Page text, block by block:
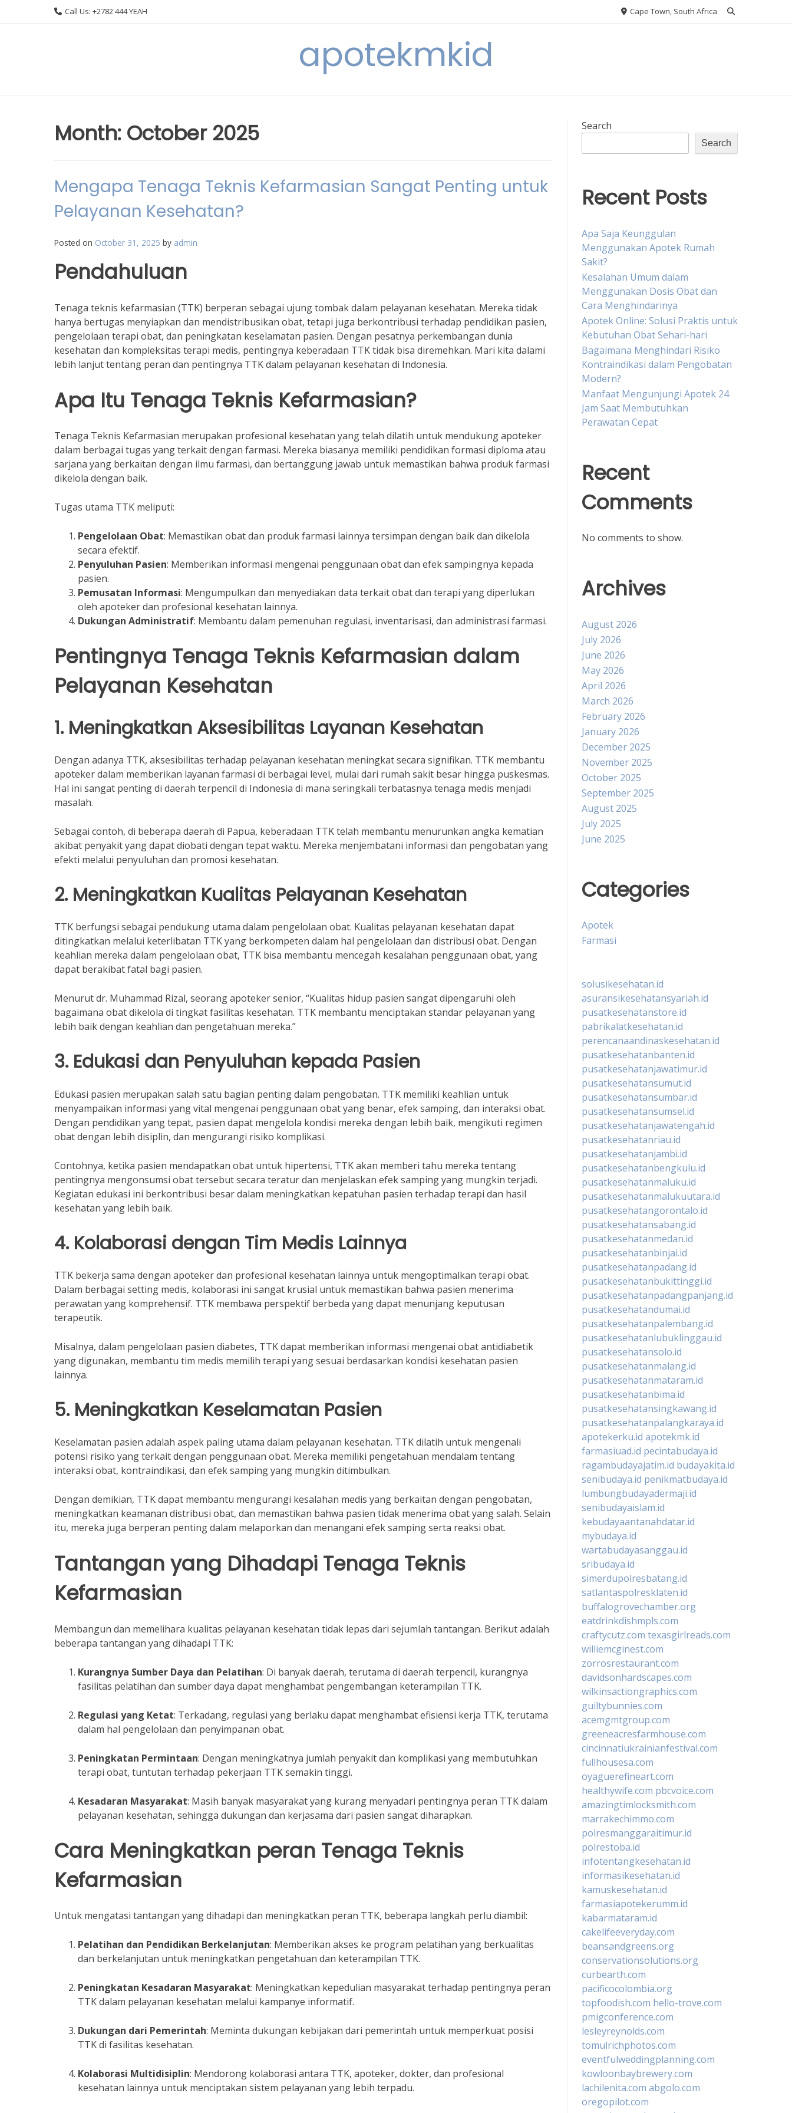
Call Us: +2782 444 YEAH Cape Town, South Africa
apotekmkid
Month: October 2025
Mengapa Tenaga Teknis Kefarmasian Sangat Penting untuk
Pelayanan Kesehatan?
Posted on October 31, 2025 by admin
Pendahuluan
Tenaga teknis kefarmasian (TTK) berperan sebagai ujung tombak dalam pelayanan kesehatan. Mereka tidak
hanya bertugas menyiapkan dan mendistribusikan obat, tetapi juga berkontribusi terhadap pendidikan pasien,
pengelolaan terapi obat, dan peningkatan keselamatan pasien. Dengan pesatnya perkembangan dunia
kesehatan dan kompleksitas terapi medis, pentingnya keberadaan TTK tidak bisa diremehkan. Mari kita dalami
lebih lanjut tentang peran dan pentingnya TTK dalam pelayanan kesehatan di Indonesia.
Apa Itu Tenaga Teknis Kefarmasian?
Tenaga Teknis Kefarmasian merupakan profesional kesehatan yang telah dilatih untuk mendukung apoteker
dalam berbagai tugas yang terkait dengan farmasi. Mereka biasanya memiliki pendidikan formasi diploma atau
sarjana yang berkaitan dengan ilmu farmasi, dan bertanggung jawab untuk memastikan bahwa produk farmasi
dikelola dengan baik.
Tugas utama TTK meliputi:
Pengelolaan Obat: Memastikan obat dan produk farmasi lainnya tersimpan dengan baik dan dikelola
secara efektif.
Penyuluhan Pasien: Memberikan informasi mengenai penggunaan obat dan efek sampingnya kepada
pasien.
Pemusatan Informasi: Mengumpulkan dan menyediakan data terkait obat dan terapi yang diperlukan
oleh apoteker dan profesional kesehatan lainnya.
Dukungan Administratif: Membantu dalam pemenuhan regulasi, inventarisasi, dan administrasi farmasi.
Pentingnya Tenaga Teknis Kefarmasian dalam
Pelayanan Kesehatan
1. Meningkatkan Aksesibilitas Layanan Kesehatan
Dengan adanya TTK, aksesibilitas terhadap pelayanan kesehatan meningkat secara signifikan. TTK membantu
apoteker dalam memberikan layanan farmasi di berbagai level, mulai dari rumah sakit besar hingga puskesmas.
Hal ini sangat penting di daerah terpencil di Indonesia di mana seringkali terbatasnya tenaga medis menjadi
masalah.
Sebagai contoh, di beberapa daerah di Papua, keberadaan TTK telah membantu menurunkan angka kematian
akibat penyakit yang dapat diobati dengan tepat waktu. Mereka menjembatani informasi dan pengobatan yang
efekti melalui penyuluhan dan promosi kesehatan.
2. Meningkatkan Kualitas Pelayanan Kesehatan
TTK berfungsi sebagai pendukung utama dalam pengelolaan obat. Kualitas pelayanan kesehatan dapat
ditingkatkan melalui keterlibatan TTK yang berkompeten dalam hal pengelolaan dan distribusi obat. Dengan
keahlian mereka dalam pengelolaan obat, TTK bisa membantu mencegah kesalahan penggunaan obat, yang
dapat berakibat fatal bagi pasien.
Menurut dr. Muhammad Rizal, seorang apoteker senior, “Kualitas hidup pasien sangat dipengaruhi oleh
bagaimana obat dikelola di tingkat fasilitas kesehatan. TTK membantu menciptakan standar pelayanan yang
lebih baik dengan keahlian dan pengetahuan mereka.”
3. Edukasi dan Penyuluhan kepada Pasien
Edukasi pasien merupakan salah satu bagian penting dalam pengobatan. TTK memiliki keahlian untuk
menyampaikan informasi yang vital mengenai penggunaan obat yang benar, efek samping, dan interaksi obat.
Dengan pendidikan yang tepat, pasien dapat mengelola kondisi mereka dengan lebih baik, mengikuti regimen
obat dengan lebih disiplin, dan mengurangi risiko komplikasi.
Contohnya, ketika pasien mendapatkan obat untuk hipertensi, TTK akan memberi tahu mereka tentang
pentingnya mengonsumsi obat tersebut secara teratur dan menjelaskan efek samping yang mungkin terjadi.
Kegiatan edukasi ini berkontribusi besar dalam meningkatkan kepatuhan pasien terhadap terapi dan hasil
kesehatan yang lebih baik.
4. Kolaborasi dengan Tim Medis Lainnya
TTK bekerja sama dengan apoteker dan profesional kesehatan lainnya untuk mengoptimalkan terapi obat.
Dalam berbagai setting medis, kolaborasi ini sangat krusial untuk memastikan bahwa pasien menerima
perawatan yang komprehensif. TTK membawa perspektif berbeda yang dapat menunjang keputusan
terapeutik.
Misalnya, dalam pengelolaan pasien diabetes, TTK dapat memberikan informasi mengenai obat antidiabetik
yang digunakan, membantu tim medis memilih terapi yang sesuai berdasarkan kondisi kesehatan pasien
lainnya.
5. Meningkatkan Keselamatan Pasien
Keselamatan pasien adalah aspek paling utama dalam pelayanan kesehatan. TTK dilatih untuk mengenali
potensi risiko yang terkait dengan penggunaan obat. Mereka memiliki pengetahuan mendalam tentang
interaksi obat, kontraindikasi, dan efek samping yang mungkin ditimbulkan.
Dengan demikian, TTK dapat membantu mengurangi kesalahan medis yang berkaitan dengan pengobatan,
meningkatkan keamanan distribusi obat, dan memastikan bahwa pasien tidak menerima obat yang salah. Selain
itu, mereka juga berperan penting dalam melaporkan dan menangani efek samping serta reaksi obat.
Tantangan yang Dihadapi Tenaga Teknis
Kefarmasian
Membangun dan memelihara kualitas pelayanan kesehatan tidak lepas dari sejumlah tantangan. Berikut adalah
beberapa tantangan yang dihadapi TTK:
Kurangnya Sumber Daya dan Pelatihan: Di banyak daerah, terutama di daerah terpencil, kurangnya
fasilitas pelatihan dan sumber daya dapat menghambat pengembangan keterampilan TTK.
Regulasi yang Ketat: Terkadang, regulasi yang berlaku dapat menghambat efisiensi kerja TTK, terutama
dalam hal pengelolaan dan penyimpanan obat.
Peningkatan Permintaan: Dengan meningkatnya jumlah penyakit dan komplikasi yang membutuhkan
terapi obat, tuntutan terhadap pekerjaan TTK semakin tinggi.
Kesadaran Masyarakat: Masih banyak masyarakat yang kurang menyadari pentingnya peran TTK dalam
pelayanan kesehatan, sehingga dukungan dan kerjasama dari pasien sangat diharapkan.
Cara Meningkatkan peran Tenaga Teknis
Kefarmasian
Untuk mengatasi tantangan yang dihadapi dan meningkatkan peran TTK, beberapa langkah perlu diambil:
Pelatihan dan Pendidikan Berkelanjutan: Memberikan akses ke program pelatihan yang berkualitas
dan berkelanjutan untuk meningkatkan pengetahuan dan keterampilan TTK.
Peningkatan Kesadaran Masyarakat: Meningkatkan kepedulian masyarakat terhadap pentingnya peran
TTK dalam pelayanan kesehatan melalui kampanye informatif.
Dukungan dari Pemerintah: Meminta dukungan kebijakan dari pemerintah untuk memperkuat posisi
TTK di fasilitas kesehatan.
Kolaborasi Multidisiplin: Mendorong kolaborasi antara TTK, apoteker, dokter, dan profesional
kesehatan lainnya untuk menciptakan sistem pelayanan yang lebih terpadu.
Search
Search
Recent Posts
Apa Saja Keunggulan
Menggunakan Apotek Rumah
Sakit?
Kesalahan Umum dalam
Menggunakan Dosis Obat dan
Cara Menghindarinya
Apotek Online: Solusi Praktis untuk
Kebutuhan Obat Sehari-hari
Bagaimana Menghindari Risiko
Kontraindikasi dalam Pengobatan
Modern?
Manfaat Mengunjungi Apotek 24
Jam Saat Membutuhkan
Perawatan Cepat
Recent
Comments
No comments to show.
Archives
August 2026
July 2026
June 2026
May 2026
April 2026
March 2026
February 2026
January 2026
December 2025
November 2025
October 2025
September 2025
August 2025
July 2025
June 2025
Categories
Apotek
Farmasi
solusikesehatan.id
asuransikesehatansyariah.id
pusatkesehatanstore.id
pabrikalatkesehatan.id
perencanaandinaskesehatan.id
pusatkesehatanbanten.id
pusatkesehatanjawatimur.id
pusatkesehatansumut.id
pusatkesehatansumbar.id
pusatkesehatansumsel.id
pusatkesehatanjawatengah.id
pusatkesehatanriau.id
pusatkesehatanjambi.id
pusatkesehatanbengkulu.id
pusatkesehatanmaluku.id
pusatkesehatanmalukuutara.id
pusatkesehatangorontalo.id
pusatkesehatansabang.id
pusatkesehatanmedan.id
pusatkesehatanbinjai.id
pusatkesehatanpadang.id
pusatkesehatanbukittinggi.id
pusatkesehatanpadangpanjang.id
pusatkesehatandumai.id
pusatkesehatanpalembang.id
pusatkesehatanlubuklinggau.id
pusatkesehatansolo.id
pusatkesehatanmalang.id
pusatkesehatanmataram.id
pusatkesehatanbima.id
pusatkesehatansingkawang.id
pusatkesehatanpalangkaraya.id
apotekerku.id apotekmk.id
farmasiuad.id pecintabudaya.id
ragambudayajatim.id budayakita.id
senibudaya.id penikmatbudaya.id
lumbungbudayadermaji.id
senibudayaislam.id
kebudayaantanahdatar.id
mybudaya.id
wartabudayasanggau.id
sribudaya.id
simerdupolresbatang.id
satlantaspolresklaten.id
buffalogrovechamber.org
eatdrinkdishmpls.com
craftycutz.com texasgirlreads.com
williemcginest.com
zorrosrestaurant.com
davidsonhardscapes.com
wilkinsactiongraphics.com
guiltybunnies.com
acemgmtgroup.com
greeneacresfarmhouse.com
cincinnatiukrainianfestival.com
fullhousesa.com
oyaguerefineart.com
healthywife.com pbcvoice.com
amazingtimlocksmith.com
marrakechimmo.com
polresmanggaraitimur.id
polrestoba.id
infotentangkesehatan.id
informasikesehatan.id
kamuskesehatan.id
farmasiapotekerumm.id
kabarmataram.id
cakelifeeveryday.com
beansandgreens.org
conservationsolutions.org
curbearth.com
pacificocolombia.org
topfoodish.com hello-trove.com
pmigconference.com
lesleyreynolds.com
tomulrichphotos.com
eventfulweddingplanning.com
kowloonbaybrewery.com
lachilenita.com abgolo.com
oregopilot.com